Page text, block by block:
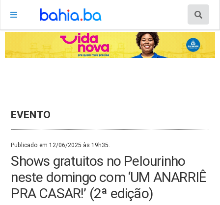
EVENTO
Publicado em 12/06/2025 às 19h35.
Shows gratuitos no Pelourinho
neste domingo com ‘UM ANARRIÊ
PRA CASAR!’ (2ª edição)